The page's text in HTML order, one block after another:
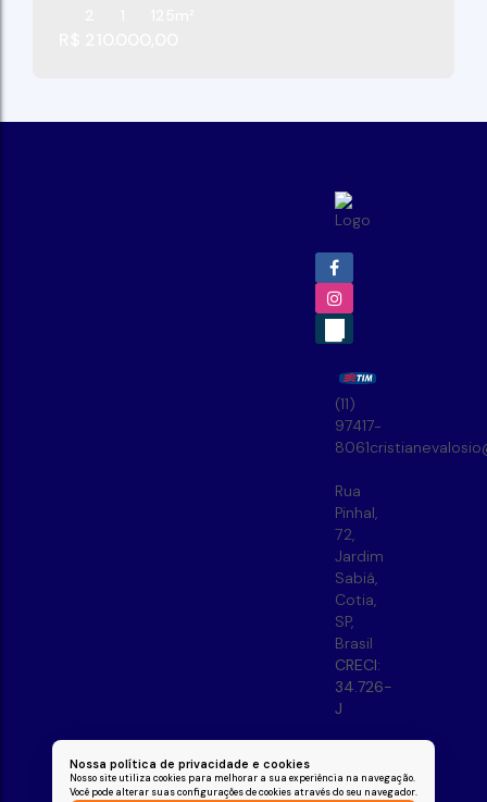
Nossa política de privacidade e cookies
Nosso site utiliza cookies para melhorar a sua experiência na navegação.
Você pode alterar suas configurações de cookies através do seu navegador.
(11)
97417-
8061
Rua
Pinhal,
72,
Jardim
Sabiá,
Cotia,
SP,
Brasil
CRECI:
34.726-
J